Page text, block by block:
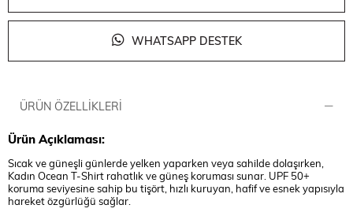
WHATSAPP DESTEK
ÜRÜN ÖZELLIKLERI
Ürün Açıklaması:
Sıcak ve güneşli günlerde yelken yaparken veya sahilde dolaşırken,
Kadın Ocean T-Shirt rahatlık ve güneş koruması sunar. UPF 50+
koruma seviyesine sahip bu tişört, hızlı kuruyan, hafif ve esnek yapısıyla
hareket özgürlüğü sağlar.